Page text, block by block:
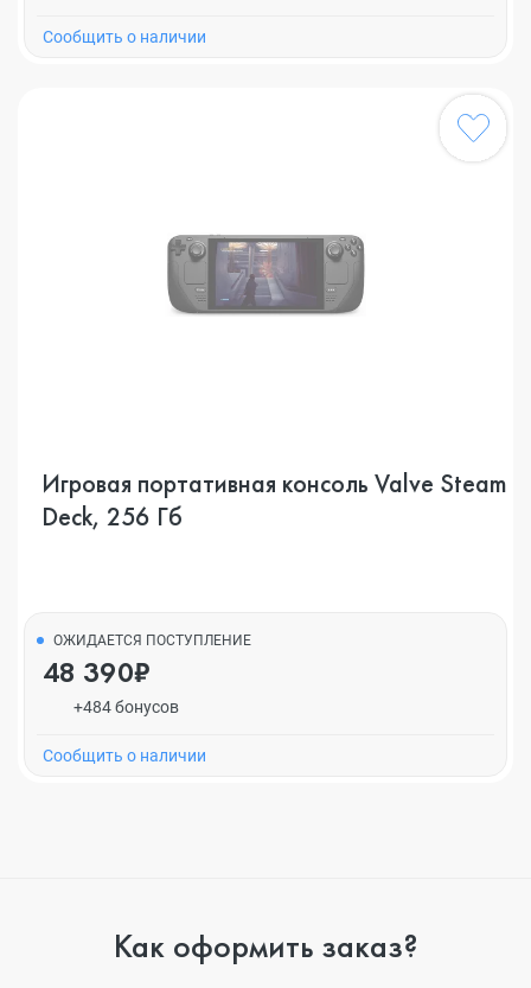
Cообщить о наличии
Игровая портативная консоль Valve Steam
Deck, 256 Гб
ОЖИДАЕТСЯ ПОСТУПЛЕНИЕ
48 390₽
+484 бонусов
Cообщить о наличии
Как оформить заказ?